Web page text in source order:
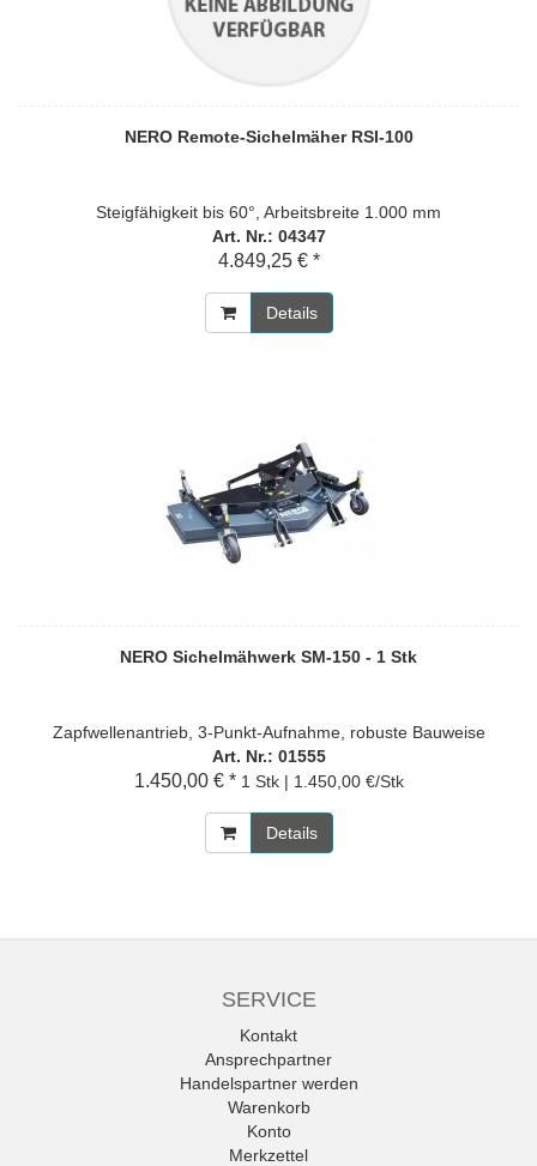
NERO Remote-Sichelmäher RSI-100
Steigfähigkeit bis 60°, Arbeitsbreite 1.000 mm
Art. Nr.: 04347
4.849,25 € *
Details
NERO Sichelmähwerk SM-150 - 1 Stk
Zapfwellenantrieb, 3-Punkt-Aufnahme, robuste Bauweise
Art. Nr.: 01555
1.450,00 € * 1 Stk | 1.450,00 €/Stk
Details
SERVICE
Kontakt
Ansprechpartner
Handelspartner werden
Warenkorb
Konto
Merkzettel